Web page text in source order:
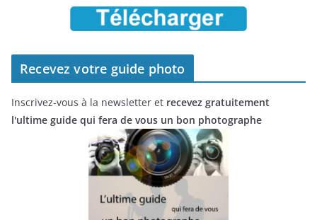
Recevez votre guide photo
Inscrivez-vous à la newsletter et recevez gratuitement
l'ultime guide qui fera de vous un bon photographe